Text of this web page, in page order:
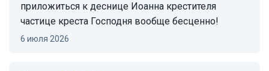
приложиться к деснице Иоанна крестителя
частице креста Господня вообще бесценно!
6 июля 2026